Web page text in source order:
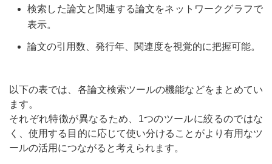
検索した論文と関連する論文をネットワークグラフで
表示。
論文の引用数、発行年、関連度を視覚的に把握可能。
以下の表では、各論文検索ツールの機能などをまとめてい
ます。
それぞれ特徴が異なるため、1つのツールに絞るのではな
く、使用する目的に応じて使い分けることがより有用なツ
ールの活用につながると考えられます。